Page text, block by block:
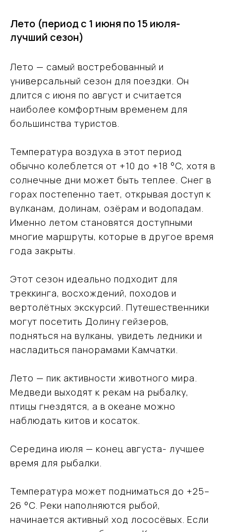
Лето (период с 1 июня по 15 июля-
лучший сезон)
Лето — самый востребованный и
универсальный сезон для поездки. Он
длится с июня по август и считается
наиболее комфортным временем для
большинства туристов.
Температура воздуха в этот период
обычно колеблется от +10 до +18 °C, хотя в
солнечные дни может быть теплее. Снег в
горах постепенно тает, открывая доступ к
вулканам, долинам, озёрам и водопадам.
Именно летом становятся доступными
многие маршруты, которые в другое время
года закрыты.
Этот сезон идеально подходит для
треккинга, восхождений, походов и
вертолётных экскурсий. Путешественники
могут посетить Долину гейзеров,
подняться на вулканы, увидеть ледники и
насладиться панорамами Камчатки.
Лето — пик активности животного мира.
Медведи выходят к рекам на рыбалку,
птицы гнездятся, а в океане можно
наблюдать китов и косаток.
Середина июля — конец августа- лучшее
время для рыбалки.
Температура может подниматься до +25–
26 °C. Реки наполняются рыбой,
начинается активный ход лососёвых. Если